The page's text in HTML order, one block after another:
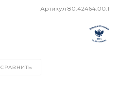
Артикул 80.42464.00.1
СРАВНИТЬ